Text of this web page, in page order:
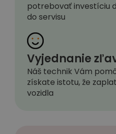
potrebovať investíciu
do servisu
Vyjednanie
Náš technik Vám
získate istotu, že
vozidla